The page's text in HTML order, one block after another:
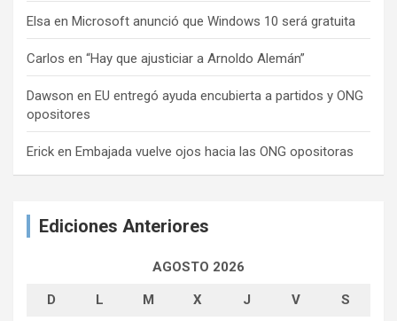
Elsa en Microsoft anunció que Windows 10 será gratuita
Carlos en “Hay que ajusticiar a Arnoldo Alemán”
Dawson en EU entregó ayuda encubierta a partidos y ONG
opositores
Erick en Embajada vuelve ojos hacia las ONG opositoras
Ediciones Anteriores
AGOSTO 2026
D L M X J V S